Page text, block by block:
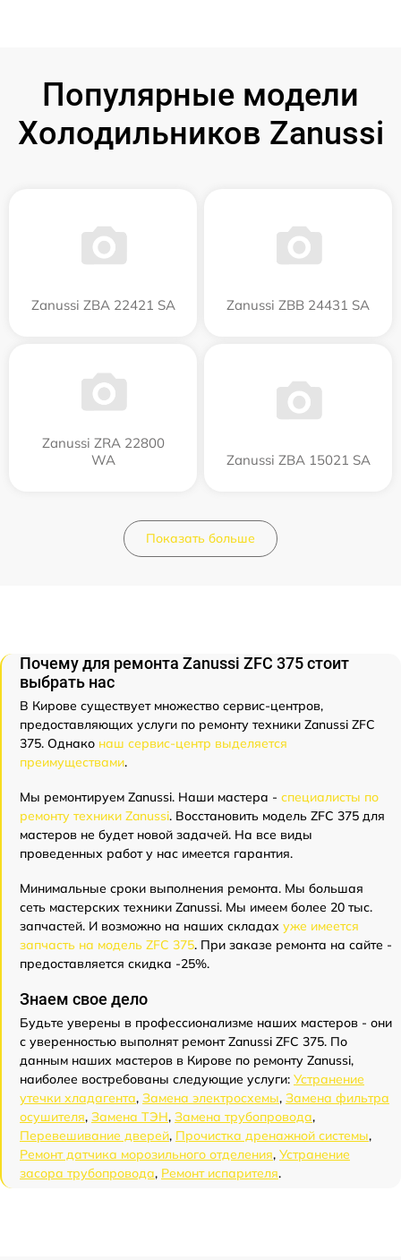
Популярные модели
Холодильников Zanussi
Zanussi ZBA 22421 SA Zanussi ZBB 24431 SA
Zanussi ZRA 22800
WA
Zanussi ZBA 15021 SA
Показать больше
Почему для ремонта Zanussi ZFC 375 стоит
выбрать нас
В Кирове существует множество сервис-центров,
предоставляющих услуги по ремонту техники Zanussi ZFC
375. Однако наш сервис-центр выделяется
преимуществами.
Мы ремонтируем Zanussi. Наши мастера - специалисты по
ремонту техники Zanussi. Восстановить модель ZFC 375 для
мастеров не будет новой задачей. На все виды
проведенных работ у нас имеется гарантия.
Минимальные сроки выполнения ремонта. Мы большая
сеть мастерских техники Zanussi. Мы имеем более 20 тыс.
запчастей. И возможно на наших складах уже имеется
запчасть на модель ZFC 375. При заказе ремонта на сайте -
предоставляется скидка -25%.
Знаем свое дело
Будьте уверены в профессионализме наших мастеров - они
с уверенностью выполнят ремонт Zanussi ZFC 375. По
данным наших мастеров в Кирове по ремонту Zanussi,
наиболее востребованы следующие услуги: Устранение
утечки хладагента, Замена электросхемы, Замена фильтра
осушителя, Замена ТЭН, Замена трубопровода,
Перевешивание дверей, Прочистка дренажной системы,
Ремонт датчика морозильного отделения, Устранение
засора трубопровода, Ремонт испарителя.